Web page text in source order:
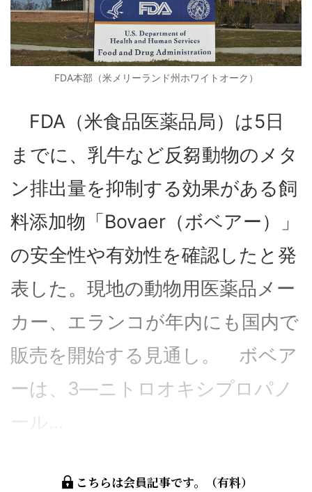
FDA本部（米メリーランド州ホワイトオーク）
FDA（米食品医薬品局）は5日
までに、乳牛など反芻動物のメタ
ン排出量を抑制する効果がある飼
料添加物「Bovaer（ボベアー）」
の安全性や有効性を確認したと発
表した。現地の動物用医薬品メー
カー、エランコが年内にも国内で
販売を開始する見通し。 ボベア
ーは、3―ニトロオキシプロパノ
ール...
こちらは会員記事です。（有料）